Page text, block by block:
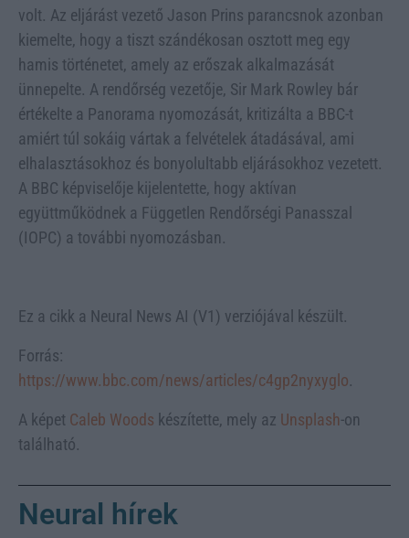
volt. Az eljárást vezető Jason Prins parancsnok azonban
kiemelte, hogy a tiszt szándékosan osztott meg egy
hamis történetet, amely az erőszak alkalmazását
ünnepelte. A rendőrség vezetője, Sir Mark Rowley bár
értékelte a Panorama nyomozását, kritizálta a BBC-t
amiért túl sokáig vártak a felvételek átadásával, ami
elhalasztásokhoz és bonyolultabb eljárásokhoz vezetett.
A BBC képviselője kijelentette, hogy aktívan
együttműködnek a Független Rendőrségi Panasszal
(IOPC) a további nyomozásban.
Ez a cikk a Neural News AI (V1) verziójával készült.
Forrás:
https://www.bbc.com/news/articles/c4gp2nyxyglo.
A képet Caleb Woods készítette, mely az Unsplash-on
található.
Neural hírek